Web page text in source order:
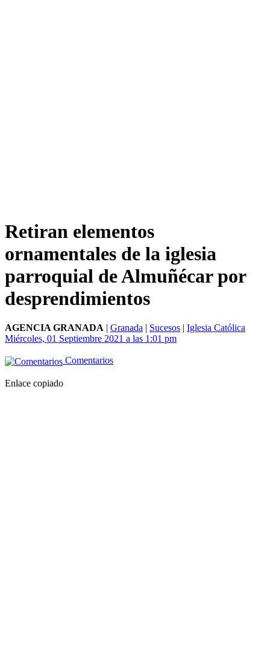
Retiran elementos
ornamentales de la iglesia
parroquial de Almuñécar por
desprendimientos
AGENCIA GRANADA | Granada | Sucesos | Iglesia Católica
Miércoles, 01 Septiembre 2021 a las 1:01 pm
Comentarios
Enlace copiado